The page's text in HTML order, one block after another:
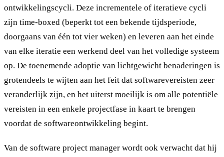
ontwikkelingscycli. Deze incrementele of iteratieve cycli
zijn time-boxed (beperkt tot een bekende tijdsperiode,
doorgaans van één tot vier weken) en leveren aan het einde
van elke iteratie een werkend deel van het volledige systeem
op. De toenemende adoptie van lichtgewicht benaderingen is
grotendeels te wijten aan het feit dat softwarevereisten zeer
veranderlijk zijn, en het uiterst moeilijk is om alle potentiële
vereisten in een enkele projectfase in kaart te brengen
voordat de softwareontwikkeling begint.
Van de software project manager wordt ook verwacht dat hij